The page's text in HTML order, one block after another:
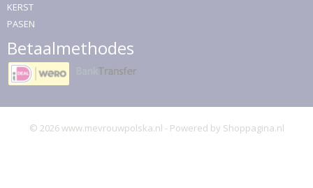
KERST
PASEN
Betaalmethodes
© 2026 www.mevrouwpolska.nl - Powered by Shoppagina.nl